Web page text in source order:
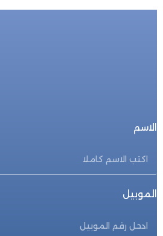
الاسم
الموبيل